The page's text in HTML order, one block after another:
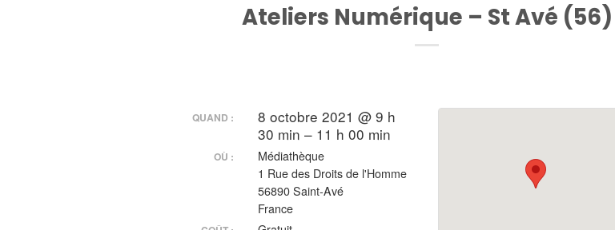
Ateliers Numérique – St Avé (56)
QUAND :
8 octobre 2021 @ 9 h
30 min – 11 h 00 min
OÙ :
Médiathèque
1 Rue des Droits de l'Homme
56890 Saint-Avé
France